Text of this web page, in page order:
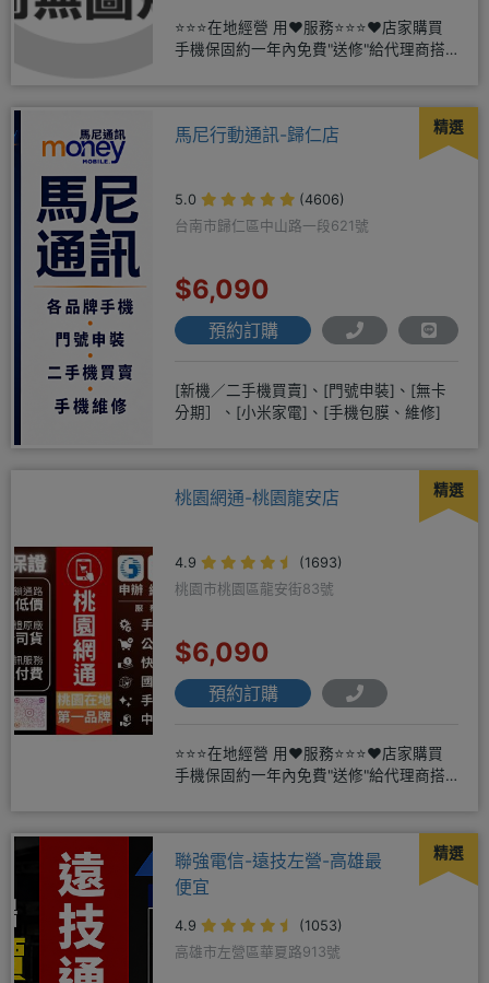
⭐⭐⭐在地經營 用❤️服務⭐⭐⭐❤️店家購買
手機保固約一年內免費"送修"給代理商搭
精選
馬尼行動通訊-歸仁店
5.0
(4606)
台南市歸仁區中山路一段621號
$6,090
預約訂購
[新機／二手機買賣]、[門號申裝]、[無卡
分期］、[小米家電]、[手機包膜、維修]
精選
桃園網通-桃園龍安店
4.9
(1693)
桃園市桃園區龍安街83號
$6,090
預約訂購
⭐⭐⭐在地經營 用❤️服務⭐⭐⭐❤️店家購買
手機保固約一年內免費"送修"給代理商搭
精選
聯強電信-遠技左營-高雄最
便宜
4.9
(1053)
高雄市左營區華夏路913號